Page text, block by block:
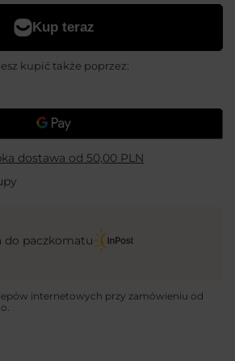
kupić także poprzez:
dostawa od 50,00 PLN
do paczkomatu
internetowych przy zamówieniu od